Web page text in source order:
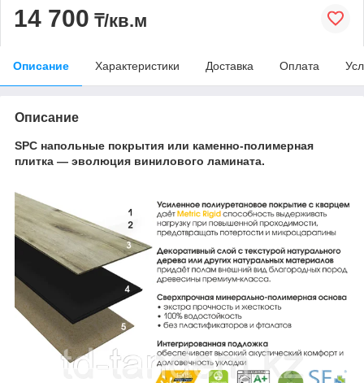
14 700 ₸/кв.м
Описание Характеристики Доставка Оплата
Описание
SPC напольные покрытия или каменно-полимерная
плитка — эволюция винилового ламината.